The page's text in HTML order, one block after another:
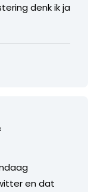
denk ik ja
en dat